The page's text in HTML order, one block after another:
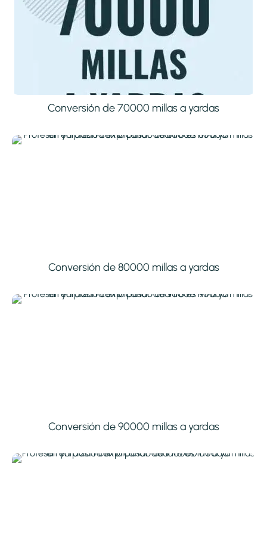
Conversión de 70000 millas a yardas
Conversión de 80000 millas a yardas
Conversión de 90000 millas a yardas